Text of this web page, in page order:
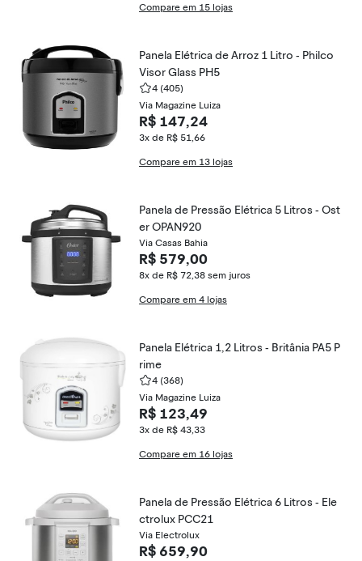
Compare em 15 lojas
Panela Elétrica de Arroz 1 Litro - Philco
Visor Glass PH5
4 (405)
Via Magazine Luiza
R$ 147,24
3x de R$ 51,66
Compare em 13 lojas
Panela de Pressão Elétrica 5 Litros - Ost
er OPAN920
Via Casas Bahia
R$ 579,00
8x de R$ 72,38 sem juros
Compare em 4 lojas
Panela Elétrica 1,2 Litros - Britânia PA5 P
rime
4 (368)
Via Magazine Luiza
R$ 123,49
3x de R$ 43,33
Compare em 16 lojas
Panela de Pressão Elétrica 6 Litros - Ele
ctrolux PCC21
Via Electrolux
R$ 659,90